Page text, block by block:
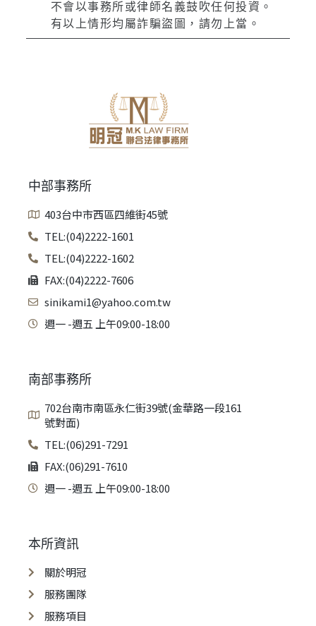
不會以事務所或律師名義鼓吹任何投資。
有以上情形均屬詐騙盜圖，請勿上當。
中部事務所
403台中市西區四維街45號
TEL:(04)2222-1601
TEL:(04)2222-1602
FAX:(04)2222-7606
sinikami1@yahoo.com.tw
週一 -週五 上午09:00-18:00
南部事務所
702台南市南區永仁街39號(金華路一段161
號對面)
TEL:(06)291-7291
FAX:(06)291-7610
週一 -週五 上午09:00-18:00
本所資訊
關於明冠
服務團隊
服務項目